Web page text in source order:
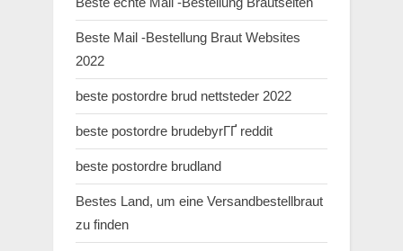
Beste Mail -Bestellung Braut Websites
2022
beste postordre brud nettsteder 2022
beste postordre brudebyrГҐ reddit
beste postordre brudland
Bestes Land, um eine Versandbestellbraut
zu finden